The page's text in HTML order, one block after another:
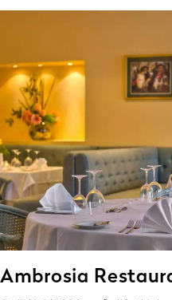
Ambrosia